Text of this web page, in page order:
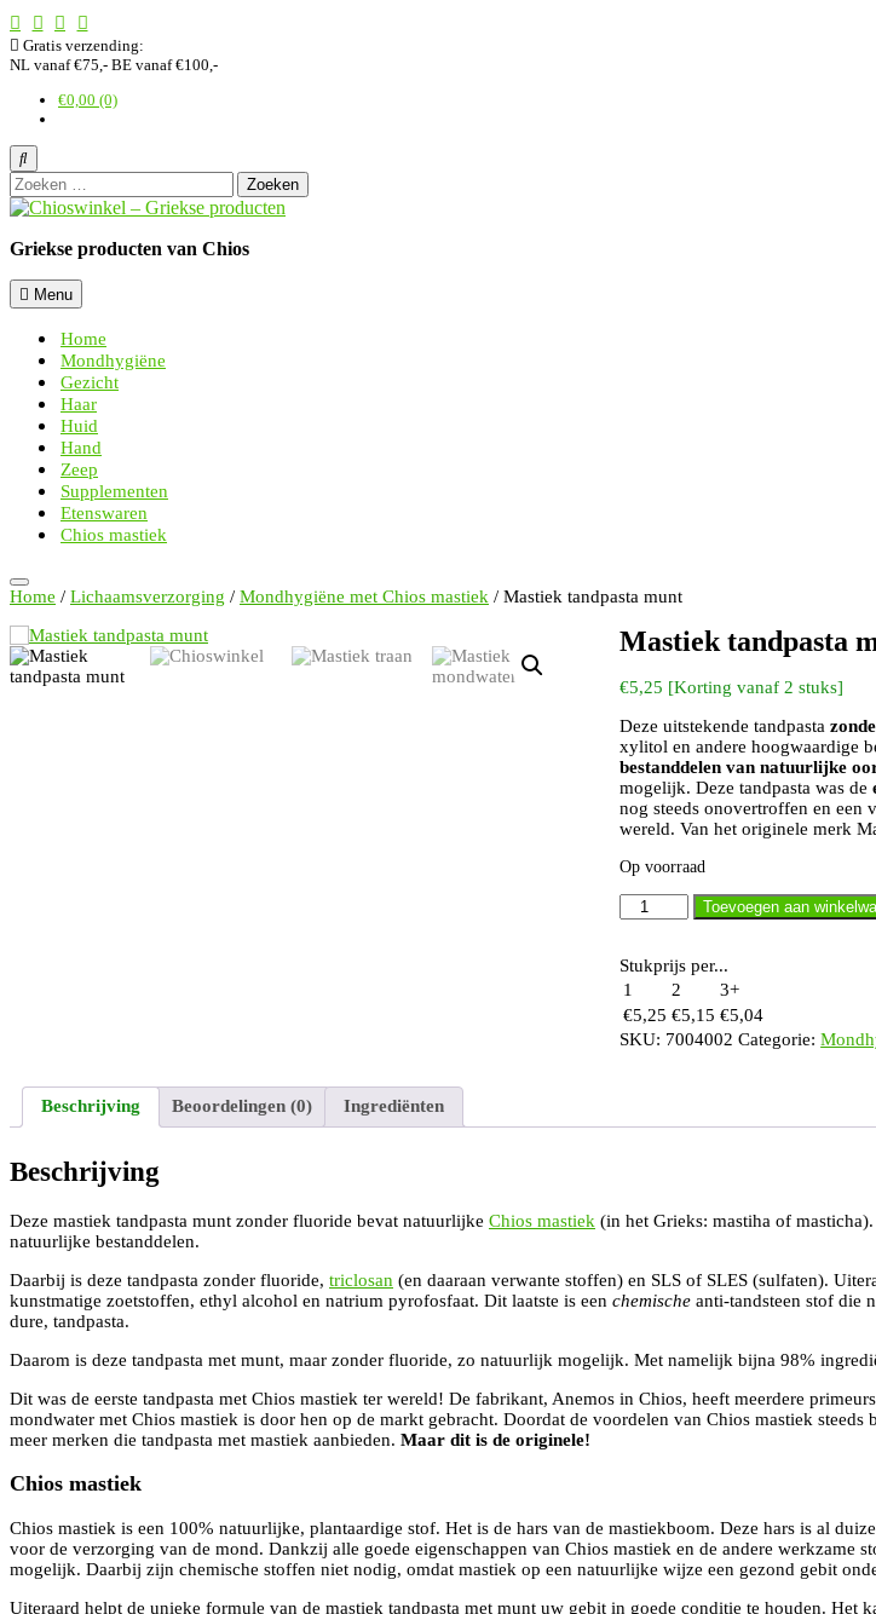
Ga
naar
de
Gratis verzending:
NL vanaf €75,- BE vanaf €100,-
€0,00 (0)
Zoeken
naar:
Griekse producten van Chios
Menu
Home
Mondhygiëne
Gezicht
Haar
Huid
Hand
Zeep
Supplementen
Etenswaren
Chios mastiek
Home / Lichaamsverzorging / Mondhygiëne met Chios mastiek / Mastiek tandpasta munt
Mastiek tandpasta
€5,25 [Korting vanaf 2 stuks]
Deze uitstekende tandpasta
xylitol en andere hoogwaardige
bestanddelen van natuurlijke
mogelijk. Deze tandpasta was de
nog steeds onovertroffen en een
wereld. Van het originele merk
Op voorraad
Mastiek
tandpasta
aantal
Toevoegen aan
Stukprijs per...
1
2
3+
€5,25 €5,15 €5,04
SKU: 7004002 Categorie:
Beschrijving Beoordelingen (0) Ingrediënten
Beschrijving
Deze mastiek tandpasta munt zonder fluoride bevat natuurlijke Chios mastiek (in het Grieks: mastiha of
natuurlijke bestanddelen.
Daarbij is deze tandpasta zonder fluoride, triclosan (en daaraan verwante stoffen) en SLS of SLES (sulfaten).
kunstmatige zoetstoffen, ethyl alcohol en natrium pyrofosfaat. Dit laatste is een chemische anti-tandsteen stof die
dure, tandpasta.
Daarom is deze tandpasta met munt, maar zonder fluoride, zo natuurlijk mogelijk. Met namelijk bijna 98%
Dit was de eerste tandpasta met Chios mastiek ter wereld! De fabrikant, Anemos in Chios, heeft meerdere
mondwater met Chios mastiek is door hen op de markt gebracht. Doordat de voordelen van Chios mastiek steeds
meer merken die tandpasta met mastiek aanbieden. Maar dit is de originele!
Chios mastiek
Chios mastiek is een 100% natuurlijke, plantaardige stof. Het is de hars van de mastiekboom. Deze hars is al
voor de verzorging van de mond. Dankzij alle goede eigenschappen van Chios mastiek en de andere werkzame
mogelijk. Daarbij zijn chemische stoffen niet nodig, omdat mastiek op een natuurlijke wijze een gezond gebit
Uiteraard helpt de unieke formule van de mastiek tandpasta met munt uw gebit in goede conditie te houden. Het